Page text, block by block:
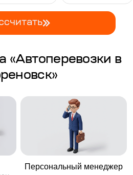
«Автоперевозки в
Персональный менеджер